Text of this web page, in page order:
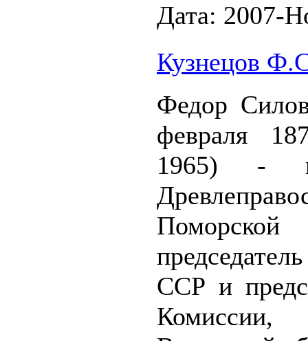
Дата: 2007-
Кузнецов
Федор
февраля
1965) -
ССР и